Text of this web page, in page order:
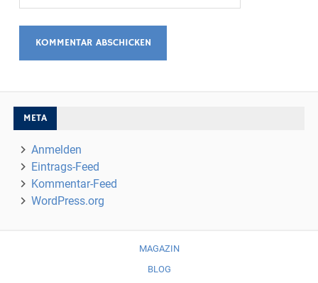
META
Anmelden
Eintrags-Feed
Kommentar-Feed
WordPress.org
MAGAZIN
BLOG